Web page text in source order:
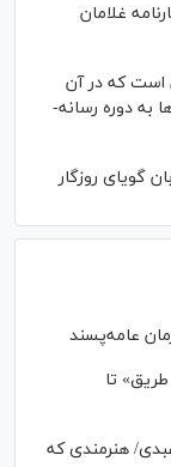
غلامان
است که در آن
به دوره رسانه-
گویای روزگار
عامه‌پسند
تا
عبدی/ هنرمندی که